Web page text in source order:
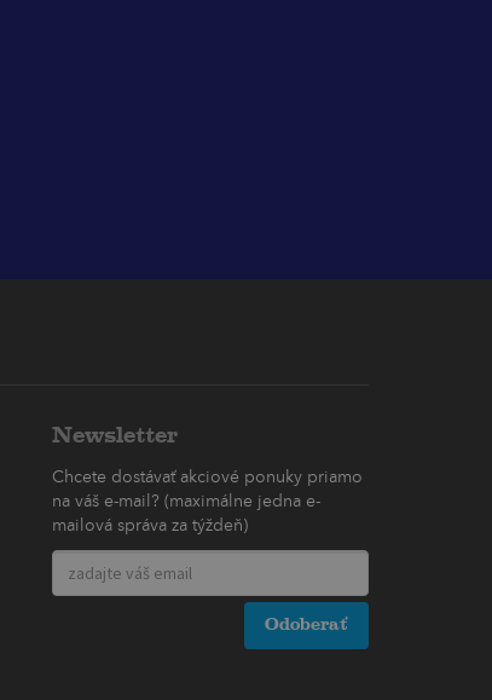
Newsletter
Chcete dostávať akciové ponuky priamo
na váš e-mail? (maximálne jedna e-
mailová správa za týždeň)
Odoberať